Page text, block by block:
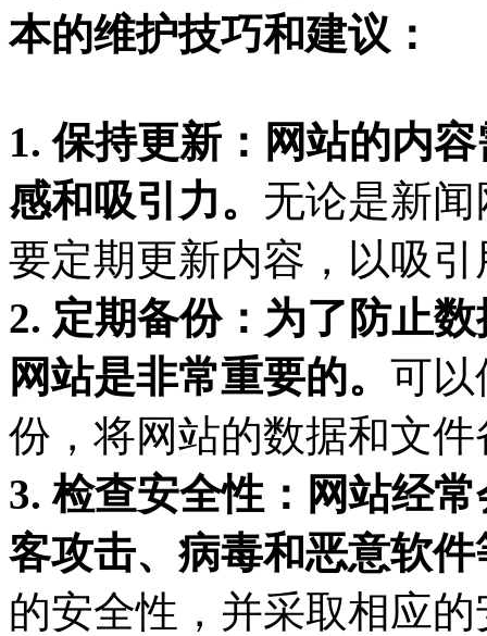
本的维护技巧和建议：
1. 保持更新：网站的内
感和吸引力。 无论是新
要定期更新内容，以吸
2. 定期备份：为了防止
网站是非常重要的。 可以
份，将网站的数据和文
3. 检查安全性：网站经
客攻击、病毒和恶意软件
的安全性，并采取相应